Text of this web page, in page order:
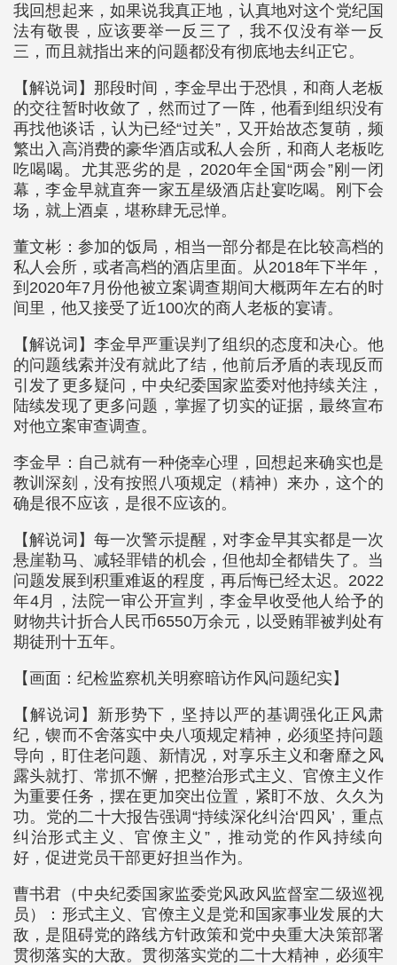
我回想起来，如果说我真正地，认真地对这个党纪国
法有敬畏，应该要举一反三了，我不仅没有举一反
三，而且就指出来的问题都没有彻底地去纠正它。
【解说词】那段时间，李金早出于恐惧，和商人老板
的交往暂时收敛了，然而过了一阵，他看到组织没有
再找他谈话，认为已经“过关”，又开始故态复萌，频
繁出入高消费的豪华酒店或私人会所，和商人老板吃
吃喝喝。尤其恶劣的是，2020年全国“两会”刚一闭
幕，李金早就直奔一家五星级酒店赴宴吃喝。刚下会
场，就上酒桌，堪称肆无忌惮。
董文彬：参加的饭局，相当一部分都是在比较高档的
私人会所，或者高档的酒店里面。从2018年下半年，
到2020年7月份他被立案调查期间大概两年左右的时
间里，他又接受了近100次的商人老板的宴请。
【解说词】李金早严重误判了组织的态度和决心。他
的问题线索并没有就此了结，他前后矛盾的表现反而
引发了更多疑问，中央纪委国家监委对他持续关注，
陆续发现了更多问题，掌握了切实的证据，最终宣布
对他立案审查调查。
李金早：自己就有一种侥幸心理，回想起来确实也是
教训深刻，没有按照八项规定（精神）来办，这个的
确是很不应该，是很不应该的。
【解说词】每一次警示提醒，对李金早其实都是一次
悬崖勒马、减轻罪错的机会，但他却全都错失了。当
问题发展到积重难返的程度，再后悔已经太迟。2022
年4月，法院一审公开宣判，李金早收受他人给予的
财物共计折合人民币6550万余元，以受贿罪被判处有
期徒刑十五年。
【画面：纪检监察机关明察暗访作风问题纪实】
【解说词】新形势下，坚持以严的基调强化正风肃
纪，锲而不舍落实中央八项规定精神，必须坚持问题
导向，盯住老问题、新情况，对享乐主义和奢靡之风
露头就打、常抓不懈，把整治形式主义、官僚主义作
为重要任务，摆在更加突出位置，紧盯不放、久久为
功。党的二十大报告强调“持续深化纠治‘四风’，重点
纠治形式主义、官僚主义”，推动党的作风持续向
好，促进党员干部更好担当作为。
曹书君（中央纪委国家监委党风政风监督室二级巡视
员）：形式主义、官僚主义是党和国家事业发展的大
敌，是阻碍党的路线方针政策和党中央重大决策部署
贯彻落实的大敌。贯彻落实党的二十大精神，必须牢